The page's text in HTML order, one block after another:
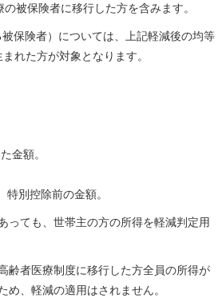
被保険者に移行した方を含みます。
保険者）については、上記軽減後の均等
れた方が対象となります。
金額。
別控除前の金額。
っても、世帯主の方の所得を軽減判定用
齢者医療制度に移行した方全員の所得が
、軽減の適用はされません。